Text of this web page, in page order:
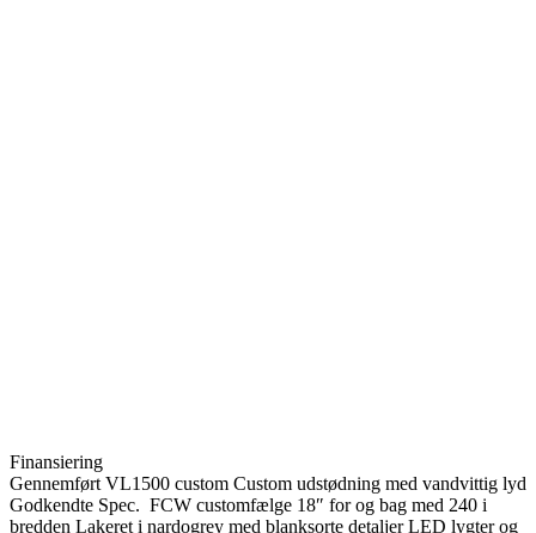
Finansiering
Gennemført VL1500 custom Custom udstødning med vandvittig lyd
Godkendte Spec. FCW customfælge 18″ for og bag med 240 i
bredden Lakeret i nardogrey med blanksorte detaljer LED lygter og